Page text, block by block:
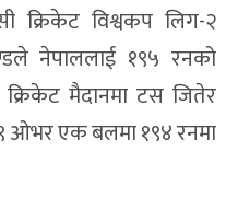
क्रिकेट विश्वकप लिग-२
नेपाललाई १९५ रनको
क्रिकेट मैदानमा टस जितेर
ओभर एक बलमा १९४ रनमा